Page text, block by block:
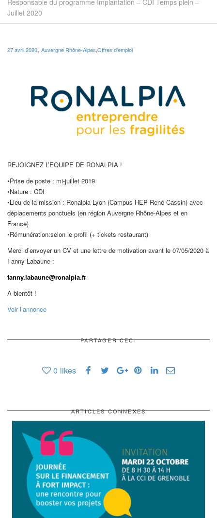
Responsable du programme Implantation – CDI Temps plein –
Juillet 2020
27 avril 2020, Auvergne Rhône-Alpes,Offres d'emploi
REJOIGNEZ L’EQUIPE DE RONALPIA !
•Prise de poste : mi-juillet 2019
•Nature : CDI
•Lieu de la mission : Ronalpia Lyon (Campus HEP René Cassin) avec
déplacements ponctuels (en région Auvergne Rhône-Alpes et en
France)
•Rémunération:selon le profil (+ tickets restaurant)
Merci d’envoyer un CV et une lettre de motivation avant le 07/05/2020 à
Fanny Labaune :
fanny.labaune@ronalpia.fr
A bientôt !
Voir l’annonce
PARTAGER CECI
0 likes
ARTICLES CONNEXES